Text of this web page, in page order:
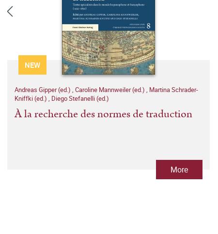
NEW
Andreas Gipper (ed.) , Caroline Mannweiler (ed.) , Martina Schrader-
Kniffki (ed.) , Diego Stefanelli (ed.)
À la recherche des normes de traduction
More